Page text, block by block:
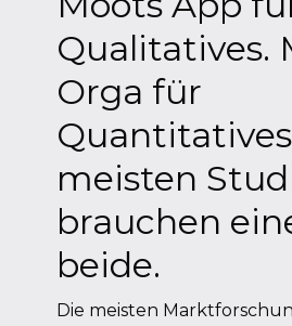
Qualitatives.
Orga für
meisten
brauchen
beide.
Die meisten